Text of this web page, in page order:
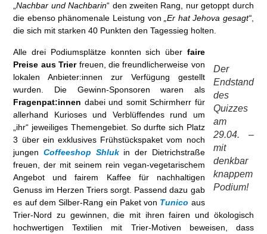
„Nachbar und Nachbarin“ den zweiten Rang, nur getoppt durch
die ebenso phänomenale Leistung von„Er hat Jehova gesagt“,
die sich mit starken 40 Punkten den Tagessieg holten.
Der
Endstand
des
Quizzes
am
29.04. –
mit
denkbar
knappem
Podium!
Alle drei Podiumsplätze konnten sich überfaire
Preise aus Trierfreuen, die freundlicherweise von
lokalen Anbieter:innen zur Verfügung gestellt
wurden. Die Gewinn-Sponsoren waren als
Fragenpat:innen dabei und somit Schirmherr für
allerhand Kurioses und Verblüffendes rund um
„ihr“ jeweiliges Themengebiet. So durfte sich Platz
3 über ein exklusives Frühstückspaket vom noch
jungenCoffeeshop Shlukin der Dietrichstraße
freuen, der mit seinem rein vegan-vegetarischem
Angebot und fairem Kaffee für nachhaltigen
Genuss im Herzen Triers sorgt. Passend dazu gab
es auf dem Silber-Rang ein Paket von Tunico aus
Trier-Nord zu gewinnen, die mit ihren fairen und ökologisch
hochwertigen Textilien mit Trier-Motiven beweisen, dass